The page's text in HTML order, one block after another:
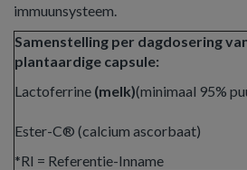
immuunsysteem.
Samenstelling per dagdosering
plantaardige capsule:
Lactoferrine (melk)(minimaal 95%
Ester-C® (calcium ascorbaat)
*RI = Referentie-Inname